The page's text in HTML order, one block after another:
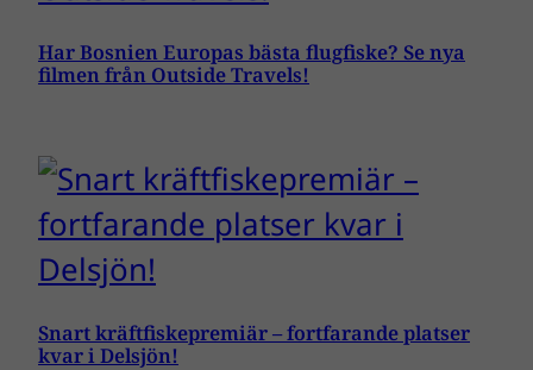
Har Bosnien Europas bästa flugfiske? Se nya
filmen från Outside Travels!
Snart kräftfiskepremiär – fortfarande platser
kvar i Delsjön!